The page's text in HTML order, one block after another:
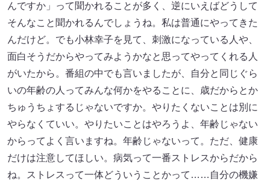
んですか」って聞かれることが多く、逆にいえばどうして
そんなこと聞かれるんでしょうね。私は普通にやってきた
んだけど。でも小林幸子を見て、刺激になっている人や、
面白そうだからやってみようかなと思ってやってくれる人
がいたから。番組の中でも言いましたが、自分と同じぐら
いの年齢の人ってみんな何かをやることに、歳だからとか
ちゅうちょするじゃないですか。やりたくないことは別に
やらなくていい。やりたいことはやろうよ、年齢じゃない
からってよく言いますね。年齢じゃないって。ただ、健康
だけは注意してほしい。病気って一番ストレスからだから
ね。ストレスって一体どういうことかって……自分の機嫌